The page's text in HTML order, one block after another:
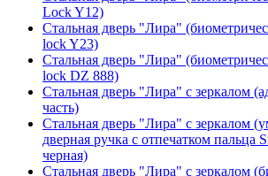
Lock Y12)
Стальная дверь "Лира"
lock Y23)
Стальная дверь "Лира"
lock DZ 888)
Стальная дверь "Лира" с зеркалом
часть)
Стальная дверь "Лира" с зеркалом
дверная ручка с отпечатком пальца
черная)
Стальная дверь "Лира" с зеркалом